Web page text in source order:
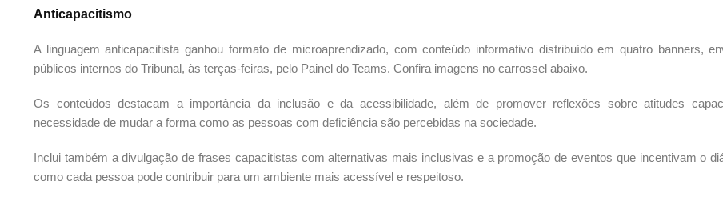
Anticapacitismo
A linguagem anticapacitista ganhou formato de microaprendizado, com conteúdo informativo distribuído em quatro banners,
públicos internos do Tribunal, às terças-feiras, pelo Painel do Teams. Confira imagens no carrossel abaixo.
Os conteúdos destacam a importância da inclusão e da acessibilidade, além de promover reflexões sobre atitudes
necessidade de mudar a forma como as pessoas com deficiência são percebidas na sociedade.
Inclui também a divulgação de frases capacitistas com alternativas mais inclusivas e a promoção de eventos que incentivam o
como cada pessoa pode contribuir para um ambiente mais acessível e respeitoso.